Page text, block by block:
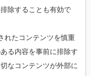
除することも有効で
れたコンテンツを慎重
る内容を事前に排除す
なコンテンツが外部に